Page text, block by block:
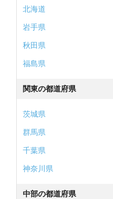
北海道
岩手県
秋田県
福島県
関東の都道府県
茨城県
群馬県
千葉県
神奈川県
中部の都道府県